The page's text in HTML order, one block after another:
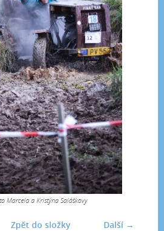
Marcela a Kristýna Saláškovy
Další →
Zpět do složky